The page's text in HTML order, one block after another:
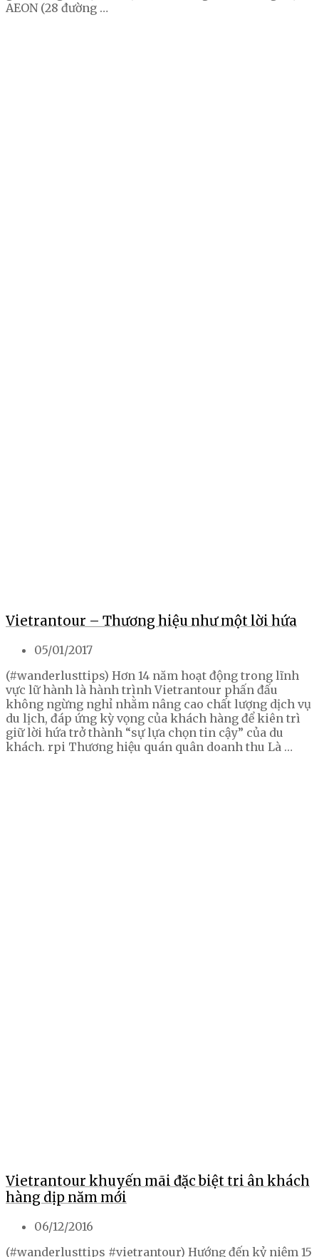
AEON (28 đường …
Vietrantour – Thương hiệu như một lời hứa
05/01/2017
(#wanderlusttips) Hơn 14 năm hoạt động trong lĩnh
vực lữ hành là hành trình Vietrantour phấn đấu
không ngừng nghỉ nhằm nâng cao chất lượng dịch vụ
du lịch, đáp ứng kỳ vọng của khách hàng để kiên trì
giữ lời hứa trở thành “sự lựa chọn tin cậy” của du
khách. rpi Thương hiệu quán quân doanh thu Là …
Vietrantour khuyến mãi đặc biệt tri ân khách
hàng dịp năm mới
06/12/2016
(#wanderlusttips #vietrantour) Hướng đến kỷ niệm 15